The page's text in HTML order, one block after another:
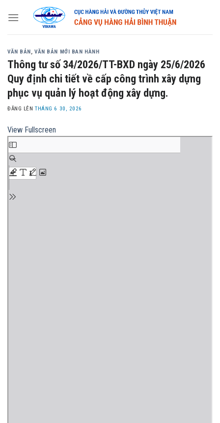
VĂN BẢN,VĂN BẢN MỚI BAN HÀNH
Thông tư số 34/2026/TT-BXD ngày 25/6/2026
Quy định chi tiết về cấp công trình xây dựng
phục vụ quản lý hoạt động xây dựng.
ĐĂNG LÊNTHÁNG 6 30, 2026
View Fullscreen